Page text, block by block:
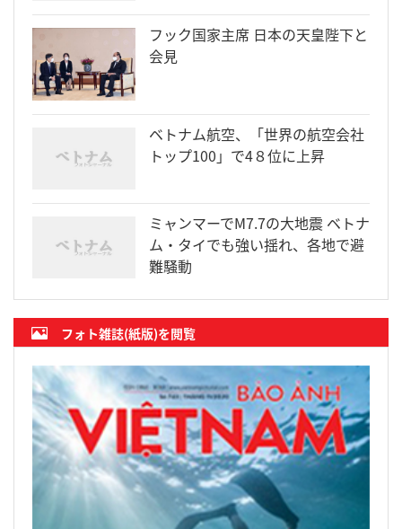
フック国家主席 日本の天皇陛下と
会見
ベトナム航空、「世界の航空会社
トップ100」で4８位に上昇
ミャンマーでM7.7の大地震 ベトナ
ム・タイでも強い揺れ、各地で避
難騒動
フォト雑誌(紙版)を閲覧